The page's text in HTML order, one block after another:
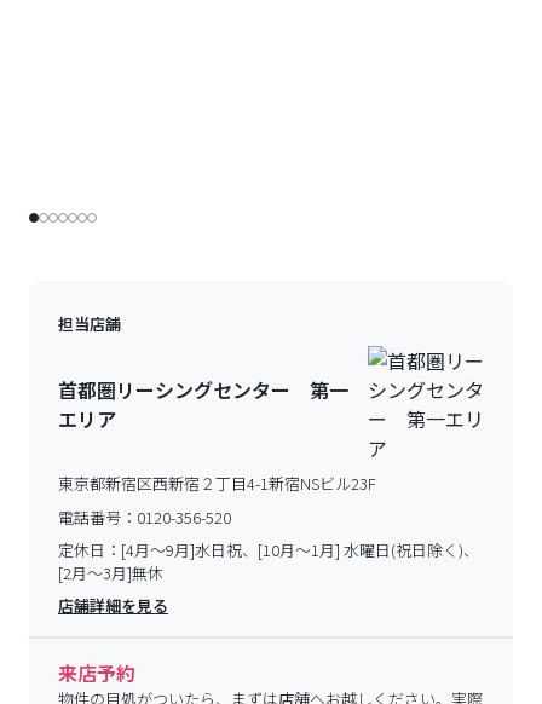
担当店舗
首都圏リーシングセンター 第一
エリア
東京都新宿区西新宿２丁目4-1新宿NSビル23F
電話番号： 0120-356-520
定休日： [4月～9月]水日祝、[10月～1月] 水曜日(祝日除く)、
[2月～3月]無休
店舗詳細を見る
来店予約
物件の目処がついたら、まずは店舗へお越しください。実際